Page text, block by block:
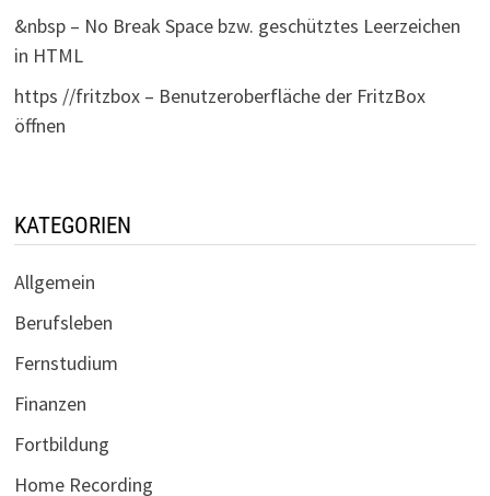
&nbsp – No Break Space bzw. geschütztes Leerzeichen
in HTML
https //fritzbox – Benutzeroberfläche der FritzBox
öffnen
KATEGORIEN
Allgemein
Berufsleben
Fernstudium
Finanzen
Fortbildung
Home Recording